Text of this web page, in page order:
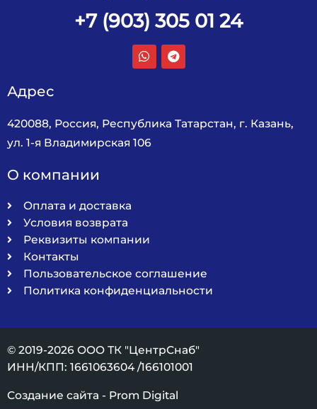
+7 (903) 305 01 24
Адрес
420088, Россия, Республика Татарстан, г. Казань,
ул. 1-я Владимирская 106
О компании
Оплата и доставка
Условия возврата
Реквизиты компании
Контакты
Пользовательское соглашение
Политика конфиденциальности
© 2019-2026 ООО ТК "ЦентрСнаб"
ИНН/КПП: 1661063604 /166101001
Создание сайта - Prom Digital